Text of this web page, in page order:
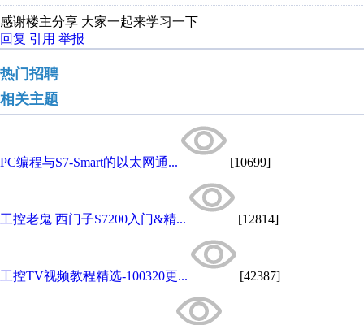
感谢楼主分享 大家一起来学习一下
回复 引用 举报
热门招聘
相关主题
PC编程与S7-Smart的以太网通... [10699]
工控老鬼 西门子S7200入门&精... [12814]
工控TV视频教程精选-100320更... [42387]